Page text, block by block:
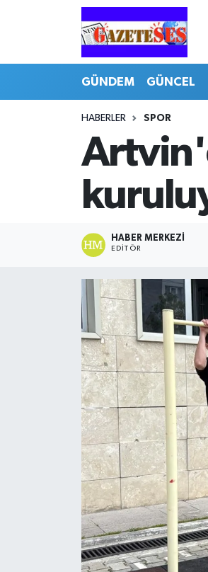
GÜNDEM GÜNCEL
HABERLER SPOR
HABER MERKEZI
EDITÖR